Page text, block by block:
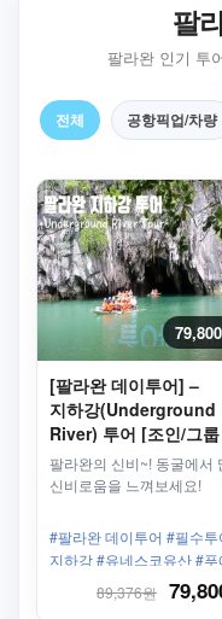
팔
팔라완 인기 투
전체 공항픽업/차량
[팔라완 데이투어] –
지하강(Underground
River) 투어 [조인/그룹
투어]
팔라완의 신비~! 동굴에서
신비로움을 느껴보세요!
#팔라완 데이투어 #필수투
지하강 #유네스코유산 #푸
토 프린세사 #공항픽업가
89,376원